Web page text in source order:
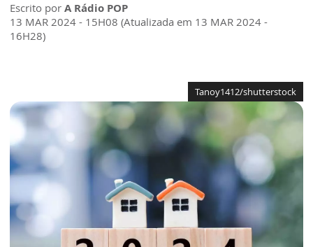
Escrito por A Rádio POP
13 MAR 2024 - 15H08 (Atualizada em 13 MAR 2024 -
16H28)
Tanoy1412/shutterstock